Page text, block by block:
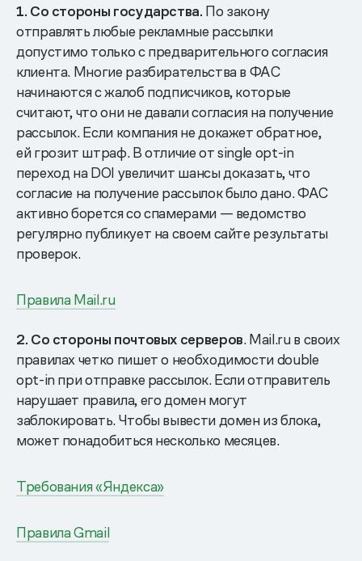
1. Со стороны государства. По закону
отправлять любые рекламные рассылки
допустимо только с предварительного согласия
клиента. Многие разбирательства в ФАС
начинаются с жалоб подписчиков, которые
считают, что они не давали согласия на получение
рассылок. Если компания не докажет обратное,
ей грозит штраф. В отличие от single opt-in
переход на DOI увеличит шансы доказать, что
согласие на получение рассылок было дано. ФАС
активно борется со спамерами — ведомство
регулярно публикует на своем сайте результаты
проверок.
Правила Mail.ru
2. Со стороны почтовых серверов. Mail.ru в своих
правилах четко пишет о необходимости double
opt-in при отправке рассылок. Если отправитель
нарушает правила, его домен могут
заблокировать. Чтобы вывести домен из блока,
может понадобиться несколько месяцев.
Требования «Яндекса»
Правила Gmail